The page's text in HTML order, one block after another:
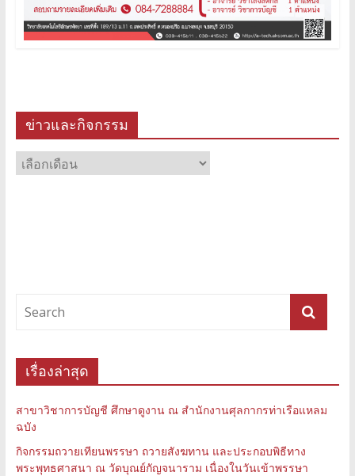
ข่าวและกิจกรรม
ข่าว
และ
เรื่องล่าสุด
สาขาวิชาการบัญชี ศึกษาดูงาน ณ สำนักงานศุลกากรท่าเรือแหลม
ฉบัง
กิจกรรมถวายเทียนพรรษา ถวายสังฆทาน และประกอบพิธีทาง
พระพุทธศาสนา ณ วัดบุณย์กัญจนาราม เนื่องในวันเข้าพรรษา